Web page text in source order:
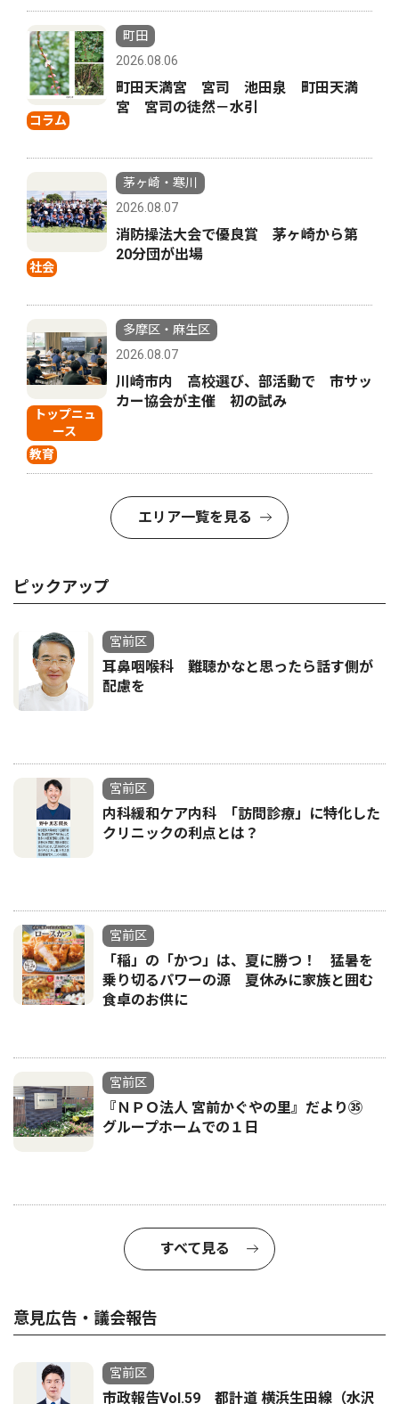
コラム
町田
2026.08.06
町田天満宮 宮司 池田泉 町田天満
宮 宮司の徒然－水引
社会
茅ヶ崎・寒川
2026.08.07
消防操法大会で優良賞 茅ヶ崎から第
20分団が出場
トップニュ
ース
教育
多摩区・麻生区
2026.08.07
川崎市内 高校選び、部活動で 市サッ
カー協会が主催 初の試み
エリア一覧を見る
ピックアップ
宮前区
耳鼻咽喉科 難聴かなと思ったら話す側が
配慮を
宮前区
内科緩和ケア内科 ｢訪問診療」に特化した
クリニックの利点とは？
宮前区
「稲」の「かつ」は、夏に勝つ！ 猛暑を
乗り切るパワーの源 夏休みに家族と囲む
食卓のお供に
宮前区
『ＮＰＯ法人 宮前かぐやの里』だより㉟
グループホームでの１日
すべて見る
意見広告・議会報告
宮前区
市政報告Vol.59 都計道 横浜生田線（水沢